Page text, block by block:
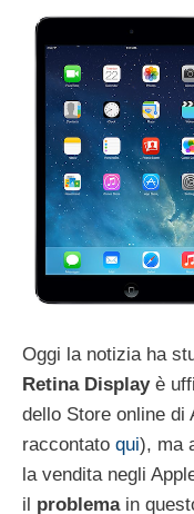
Oggi la notizia ha
Retina Displayè
dello Store online di
raccontato qui), ma
la vendita negli
il problemain